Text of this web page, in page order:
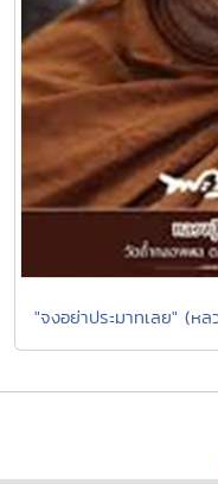
"จงอย่าประมาทเลย" (ห